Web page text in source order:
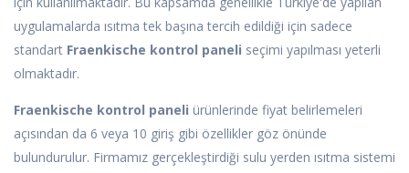
uygulamalarda ısıtma tek başına tercih edildiği için sadece
standart Fraenkische kontrol paneli seçimi yapılması yeterli
olmaktadır.
Fraenkische kontrol paneli ürünlerinde fiyat belirlemeleri
açısından da 6 veya 10 giriş gibi özellikler göz önünde
bulundurulur. Firmamız gerçekleştirdiği sulu yerden ısıtma sistemi